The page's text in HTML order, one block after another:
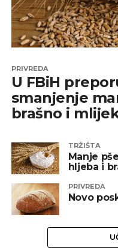
PRIVREDA
U FBiH
smanjenje
brašno i
TRŽIŠTA
Manje
hljeba i
PRIVREDA
Novo